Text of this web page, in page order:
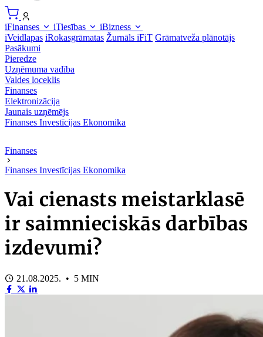
iFinanses iTiesības
iBizness
iVeidlapas iRokasgrāmatas Žurnāls iFiT Grāmatveža plānotājs
Pasākumi
Pieredze
Uzņēmuma vadība
Valdes loceklis
Finanses
Elektronizācija
Jaunais uzņēmējs
Finanses Investīcijas Ekonomika
Finanses
Finanses Investīcijas Ekonomika
Vai cienasts meistarklasē
ir saimnieciskās darbības
izdevumi?
21.08.2025. • 5 MIN